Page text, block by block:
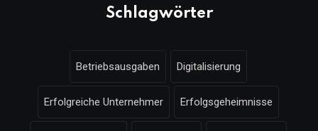
Schlagwörter
Betriebsausgaben Digitalisierung
Erfolgreiche Unternehmer Erfolgsgeheimnisse